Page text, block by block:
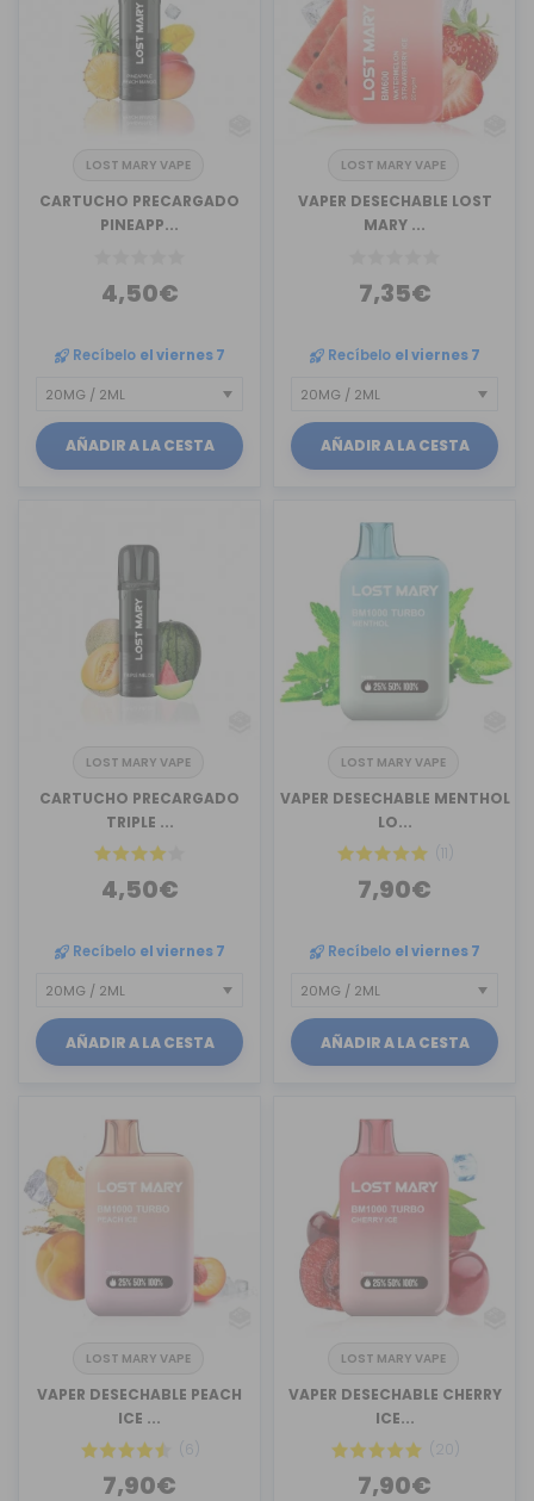
LOST MARY VAPE
CARTUCHO PRECARGADO
PINEAPP...
4,50€
Recíbelo el viernes 7
AÑADIR A LA CESTA
LOST MARY VAPE
VAPER DESECHABLE LOST
MARY ...
7,35€
Recíbelo el viernes 7
AÑADIR A LA CESTA
LOST MARY VAPE
CARTUCHO PRECARGADO
TRIPLE ...
4,50€
Recíbelo el viernes 7
AÑADIR A LA CESTA
LOST MARY VAPE
VAPER DESECHABLE MENTHOL
LO...
(11)
7,90€
Recíbelo el viernes 7
AÑADIR A LA CESTA
LOST MARY VAPE
VAPER DESECHABLE PEACH
ICE ...
(6)
7,90€
LOST MARY VAPE
VAPER DESECHABLE CHERRY
ICE...
(20)
7,90€